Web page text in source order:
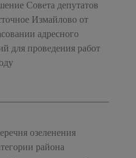
Совета депутатов
Измайлово от
адресного
для проведения работ
озеленения
района